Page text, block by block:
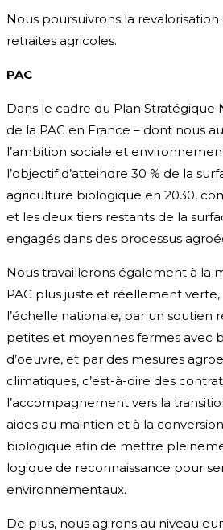
Nous poursuivrons la
retraites agricoles.
PAC
Dans le cadre du Plan Stratégique
de la PAC en France – dont nous
l’ambition sociale et
l’objectif d’atteindre 30 % de la
agriculture biologique en 2030,
et les deux tiers restants de la
engagés dans des processus
Nous travaillerons également à la
PAC plus juste et réellement verte,
l’échelle nationale, par un soutien
petites et moyennes fermes avec
d’oeuvre, et par des mesures
climatiques, c’est-à-dire des
l’accompagnement vers la
aides au maintien et à la
biologique afin de mettre
logique de reconnaissance pour
environnementaux.
De plus, nous agirons au niveau